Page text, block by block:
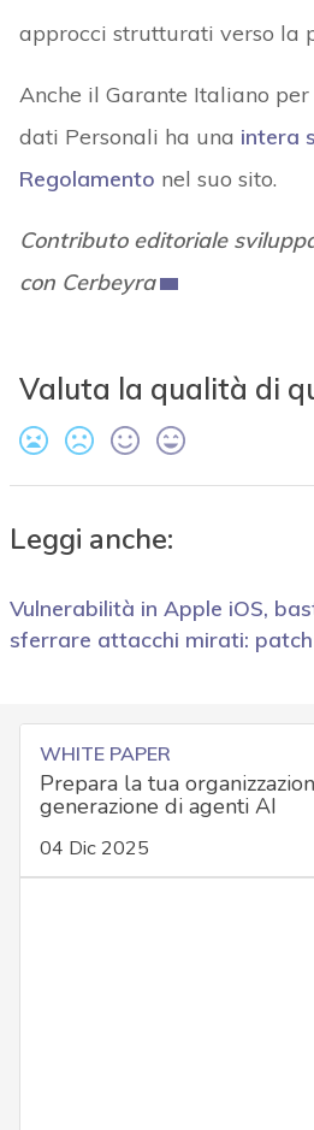
approcci strutturati verso la
Anche il Garante Italiano
dati Personali ha una intera
Regolamento nel suo sito.
Contributo editoriale
con Cerbeyra
Valuta la qualità di
Leggi anche:
Vulnerabilità in Apple iOS,
sferrare attacchi mirati:
WHITE PAPER
Prepara la tua
generazione di agenti AI
04 Dic 2025